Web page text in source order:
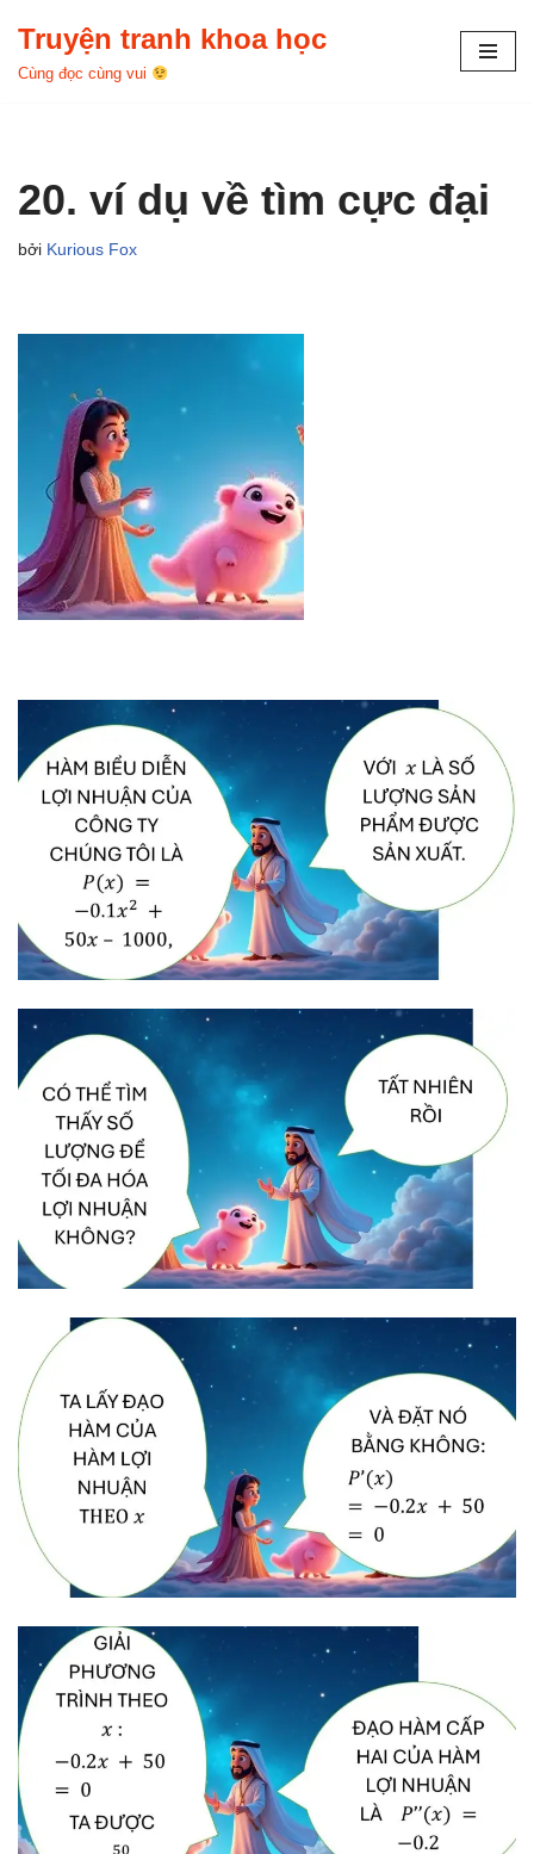
Chuyển
Truyện tranh khoa học
Cùng đọc cùng vui
20. ví dụ về tìm cực đại
bởi Kurious Fox